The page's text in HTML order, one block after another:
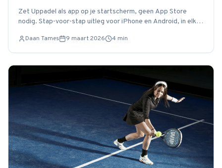
Zet Uppadel als app op je startscherm, geen App Store
nodig. Stap-voor-stap uitleg voor iPhone en Android, in elke
Daan Tames 9 maart 2026 4 min